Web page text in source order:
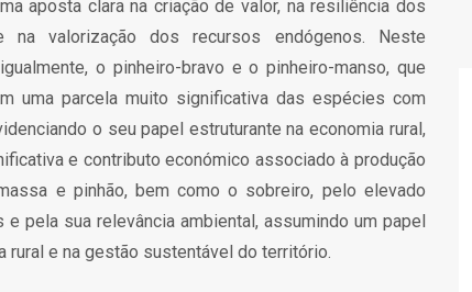
aposta clara na criação de valor, na resiliência dos
na valorização dos recursos endógenos. Neste
o pinheiro-bravo e o pinheiro-manso, que
uma parcela muito significativa das espécies com
o seu papel estruturante na economia rural,
e contributo económico associado à produção
e pinhão, bem como o sobreiro, pelo elevado
pela sua relevância ambiental, assumindo um papel
rural e na gestão sustentável do território.